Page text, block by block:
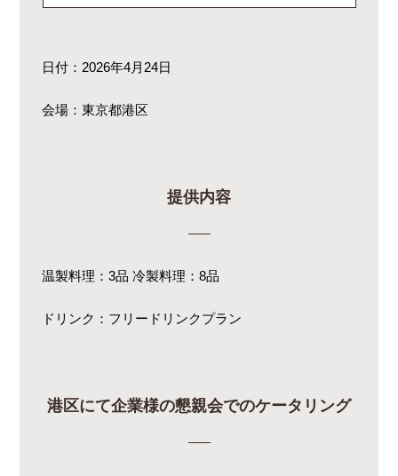
日付：2026年4月24日
会場：東京都港区
提供内容
温製料理：3品 冷製料理：8品
ドリンク：フリードリンクプラン
港区にて企業様の懇親会でのケータリング